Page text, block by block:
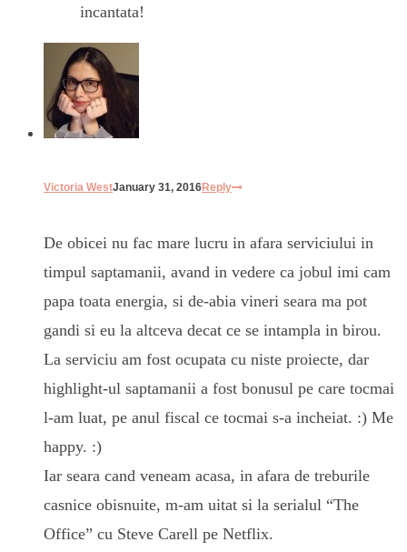
incantata!
Victoria WestJanuary 31, 2016Reply
De obicei nu fac mare lucru in afara serviciului in
timpul saptamanii, avand in vedere ca jobul imi cam
papa toata energia, si de-abia vineri seara ma pot
gandi si eu la altceva decat ce se intampla in birou.
La serviciu am fost ocupata cu niste proiecte, dar
highlight-ul saptamanii a fost bonusul pe care tocmai
l-am luat, pe anul fiscal ce tocmai s-a incheiat. :) Me
happy. :)
Iar seara cand veneam acasa, in afara de treburile
casnice obisnuite, m-am uitat si la serialul “The
Office” cu Steve Carell pe Netflix.